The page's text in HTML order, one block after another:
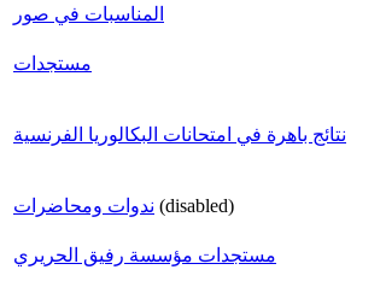
المناسبات في صور
مستجدات
نتائج باهرة في امتحانات البكالوريا الفرنسية
ندوات ومحاضرات (disabled)
مستجدات مؤسسة رفيق الحريري